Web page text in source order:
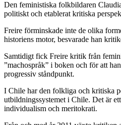
Den feministiska folkbildaren
politiskt och etablerat kritiska
Freire förminskade inte de olika
historiens motor, besvarade han
Samtidigt fick Freire kritik från
”machospråk” i boken och för att
progressiv ståndpunkt.
I Chile har den folkliga och kritiska
utbildningssystemet i Chile. Det är
individualism och meritokrati.